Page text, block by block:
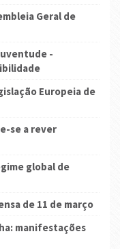
Geral de
-
Europeia de
se a rever
global de
de 11 de março
manifestações